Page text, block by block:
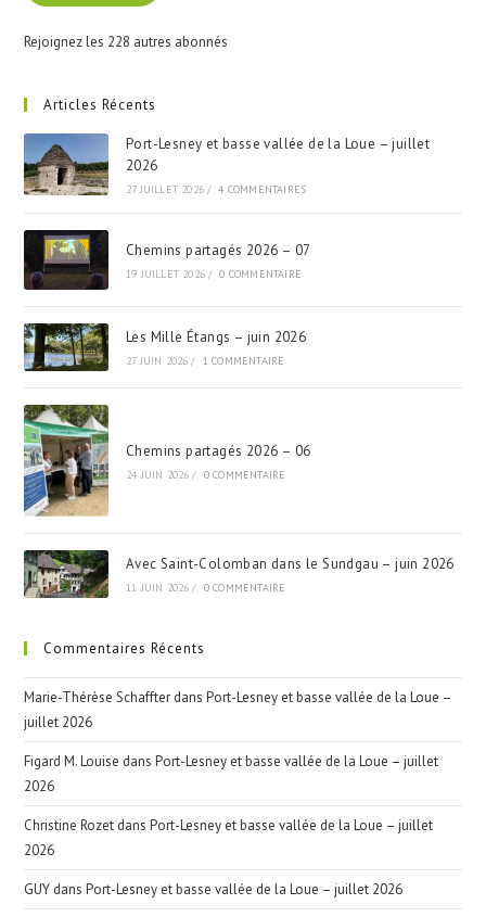
Rejoignez les 228 autres abonnés
Articles Récents
Port-Lesney et basse vallée de la Loue – juillet
2026
27 JUILLET 2026 / 4 COMMENTAIRES
Chemins partagés 2026 – 07
19 JUILLET 2026 / 0 COMMENTAIRE
Les Mille Étangs – juin 2026
27 JUIN 2026 / 1 COMMENTAIRE
Chemins partagés 2026 – 06
24 JUIN 2026 / 0 COMMENTAIRE
Avec Saint-Colomban dans le Sundgau – juin 2026
11 JUIN 2026 / 0 COMMENTAIRE
Commentaires Récents
Marie-Thérèse Schaffter dansPort-Lesney et basse vallée de la Loue –
juillet 2026
Figard M. Louise dansPort-Lesney et basse vallée de la Loue – juillet
2026
Christine Rozet dansPort-Lesney et basse vallée de la Loue – juillet
2026
GUY dansPort-Lesney et basse vallée de la Loue – juillet 2026